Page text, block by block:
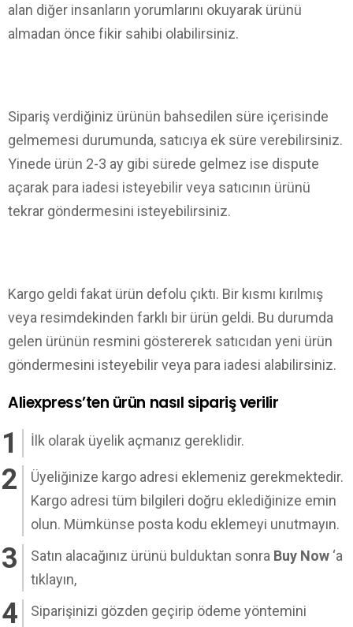
alan diğer insanların yorumlarını okuyarak ürünü
almadan önce fikir sahibi olabilirsiniz.
Sipariş verdiğiniz ürünün bahsedilen süre içerisinde
gelmemesi durumunda, satıcıya ek süre verebilirsiniz.
Yinede ürün 2-3 ay gibi sürede gelmez ise dispute
açarak para iadesi isteyebilir veya satıcının ürünü
tekrar göndermesini isteyebilirsiniz.
Kargo geldi fakat ürün defolu çıktı. Bir kısmı kırılmış
veya resimdekinden farklı bir ürün geldi. Bu durumda
gelen ürünün resmini göstererek satıcıdan yeni ürün
göndermesini isteyebilir veya para iadesi alabilirsiniz.
Aliexpress’ten ürün nasıl sipariş verilir
İlk olarak üyelik açmanız gereklidir.
Üyeliğinize kargo adresi eklemeniz gerekmektedir.
Kargo adresi tüm bilgileri doğru eklediğinize emin
olun. Mümkünse posta kodu eklemeyi unutmayın.
Satın alacağınız ürünü bulduktan sonra Buy Now ‘a
tıklayın,
Siparişinizi gözden geçirip ödeme yöntemini